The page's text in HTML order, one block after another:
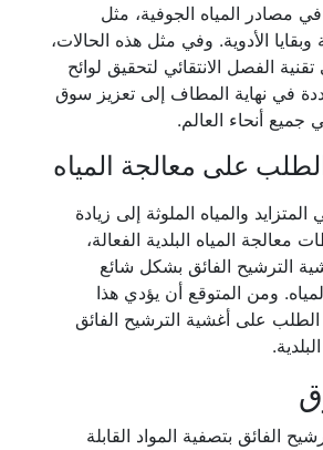
مصادر المياه الجوفية، مثل
وبقايا الأدوية. وفي مثل هذه الحالات،
الفصل الانتقائي لتحقيق لوائح
في نهاية المطاف إلى تعزيز سوق
جميع أنحاء العالم.
على معالجة المياه
والمياه الملوثة إلى زيادة
المياه البلدية الفعالة،
الترشيح الفائق بشكل شائع
ومن المتوقع أن يؤدي هذا
الطلب على أغشية الترشيح الفائق
الفائق بتصفية المواد القابلة